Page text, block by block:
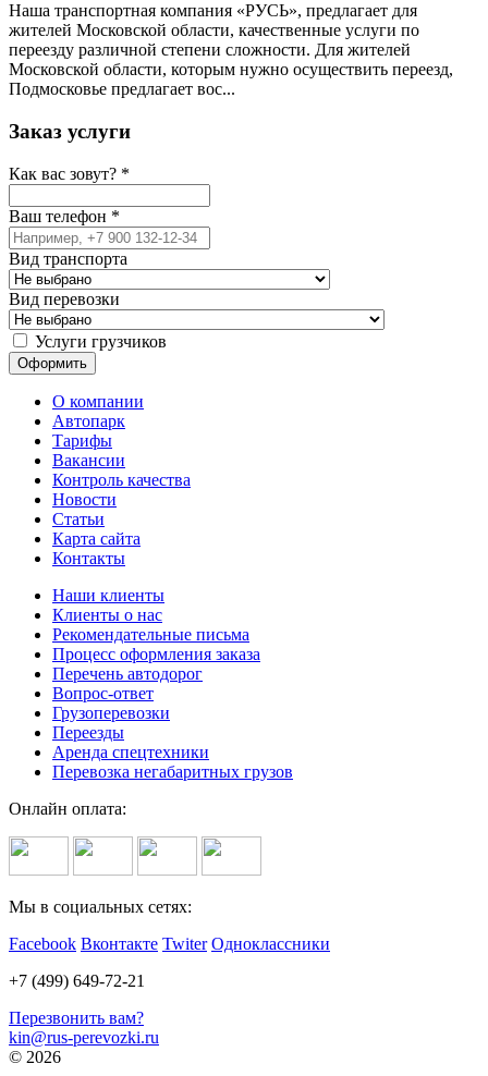
Наша транспортная компания «РУСЬ», предлагает для
жителей Московской области, качественные услуги по
переезду различной степени сложности. Для жителей
Московской области, которым нужно осуществить переезд,
Подмосковье предлагает вос...
Заказ услуги
Как вас зовут? *
Ваш телефон *
Вид транспорта
Вид перевозки
Услуги грузчиков
О компании
Автопарк
Тарифы
Вакансии
Контроль качества
Новости
Статьи
Карта сайта
Контакты
Наши клиенты
Клиенты о нас
Рекомендательные письма
Процесс оформления заказа
Перечень автодорог
Вопрос-ответ
Грузоперевозки
Переезды
Аренда спецтехники
Перевозка негабаритных грузов
Онлайн оплата:
Мы в социальных сетях:
Facebook Вконтакте Twiter Одноклассники
+7 (499) 649-72-21
Перезвонить вам?
kin@rus-perevozki.ru
© 2026